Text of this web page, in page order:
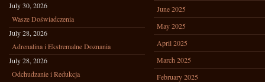
July 30, 2026
Wasze Doświadczenia
July 28, 2026
Adrenalina i Ekstremalne Doznania
July 28, 2026
Odchudzanie i Redukcja
June 2025
May 2025
April 2025
March 2025
February 2025